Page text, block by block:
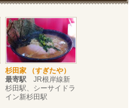
杉田家 （すぎたや）
最寄駅 JR根岸線新
杉田駅、シーサイドラ
イン新杉田駅